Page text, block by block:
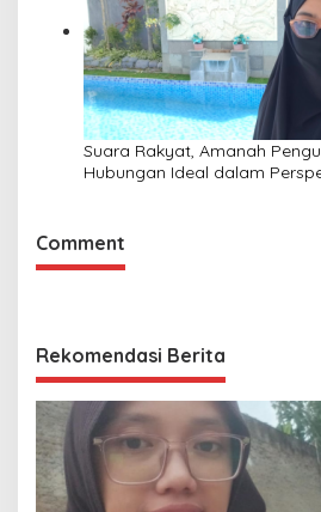
Suara Rakyat, Amanah
Hubungan Ideal dalam
Comment
Rekomendasi Berita